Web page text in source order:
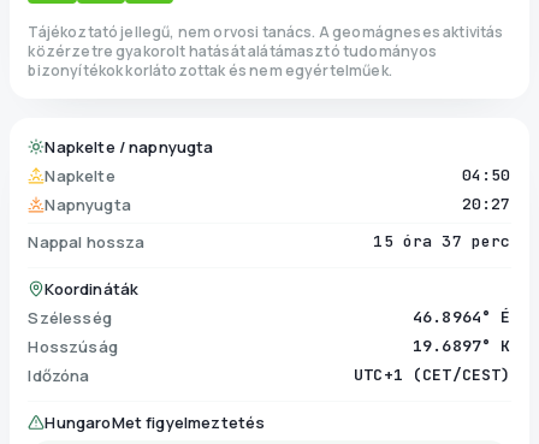
Tájékoztató jellegű, nem orvosi tanács. A geomágneses aktivitás
közérzetre gyakorolt hatását alátámasztó tudományos
bizonyítékok korlátozottak és nem egyértelműek.
Napkelte / napnyugta
Napkelte
04:50
Napnyugta 20:27
Nappal hossza 15 óra 37 perc
Koordináták
Szélesség
46.8964° É
Hosszúság 19.6897° K
Időzóna UTC+1 (CET/CEST)
HungaroMet figyelmeztetés